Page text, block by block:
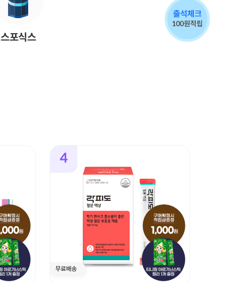
스포식스
4